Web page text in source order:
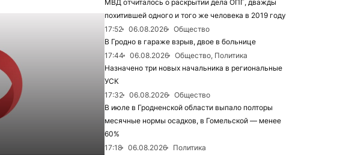
МВД отчиталось о раскрытии дела ОПГ, дважды
похитившей одного и того же человека в 2019 году
17:52
06.08.2026
Общество
В Гродно в гараже взрыв, двое в больнице
17:44
06.08.2026
Общество, Политика
Назначено три новых начальника в региональные
УСК
17:32
06.08.2026
Общество
В июле в Гродненской области выпало полторы
месячные нормы осадков, в Гомельской — менее
60%
17:18
06.08.2026
Политика